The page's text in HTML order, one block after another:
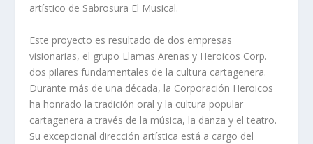
artístico de Sabrosura El Musical.
Este proyecto es resultado de dos empresas
visionarias, el grupo Llamas Arenas y Heroicos Corp.
dos pilares fundamentales de la cultura cartagenera.
Durante más de una década, la Corporación Heroicos
ha honrado la tradición oral y la cultura popular
cartagenera a través de la música, la danza y el teatro.
Su excepcional dirección artística está a cargo del